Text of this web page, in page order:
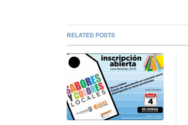
RELATED POSTS